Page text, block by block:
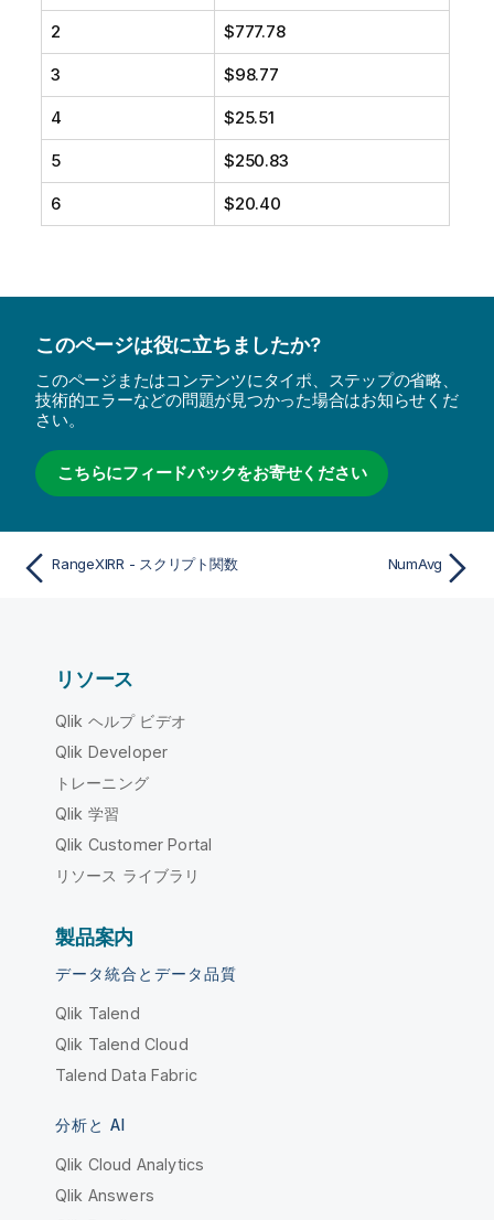
2 $777.78
3 $98.77
4 $25.51
5 $250.83
6 $20.40
このページは役に立ちましたか?
このページまたはコンテンツにタイポ、ステップの省略、
技術的エラーなどの問題が見つかった場合はお知らせくだ
さい。
こちらにフィードバックをお寄せください
RangeXIRR - スクリプト関数 NumAvg
リソース
Qlik ヘルプ ビデオ
Qlik Developer
トレーニング
Qlik 学習
Qlik Customer Portal
リソース ライブラリ
製品案内
データ統合とデータ品質
Qlik Talend
Qlik Talend Cloud
Talend Data Fabric
分析と AI
Qlik Cloud Analytics
Qlik Answers